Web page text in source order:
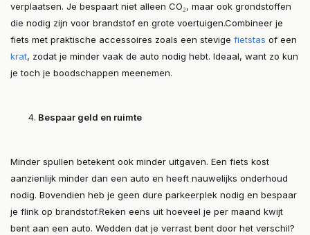
verplaatsen. Je bespaart niet alleen CO₂, maar ook grondstoffen
die nodig zijn voor brandstof en grote voertuigen.Combineer je
fiets met praktische accessoires zoals een stevige fietstas of een
krat, zodat je minder vaak de auto nodig hebt. Ideaal, want zo kun
je toch je boodschappen meenemen.
Bespaar geld en ruimte
Minder spullen betekent ook minder uitgaven. Een fiets kost
aanzienlijk minder dan een auto en heeft nauwelijks onderhoud
nodig. Bovendien heb je geen dure parkeerplek nodig en bespaar
je flink op brandstof.Reken eens uit hoeveel je per maand kwijt
bent aan een auto. Wedden dat je verrast bent door het verschil?